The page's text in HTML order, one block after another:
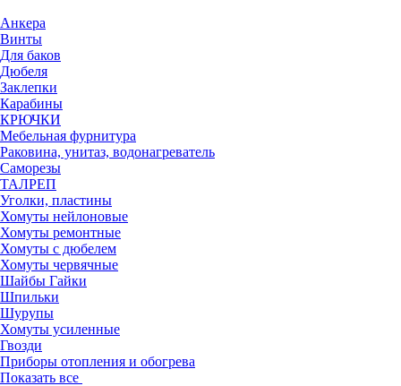
Анкера
Винты
Для баков
Дюбеля
Заклепки
Карабины
КРЮЧКИ
Мебельная фурнитура
Раковина, унитаз, водонагреватель
Саморезы
ТАЛРЕП
Уголки, пластины
Хомуты нейлоновые
Хомуты ремонтные
Хомуты с дюбелем
Хомуты червячные
Шайбы Гайки
Шпильки
Шурупы
Хомуты усиленные
Гвозди
Приборы отопления и обогрева
Показать все